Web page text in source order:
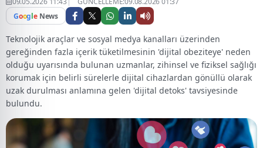
Google News
Teknolojik araçlar ve sosyal medya kanalları üzerinden
gereğinden fazla içerik tüketilmesinin 'dijital obeziteye' neden
olduğu uyarısında bulunan uzmanlar, zihinsel ve fiziksel sağlığı
korumak için belirli sürelerle dijital cihazlardan gönüllü olarak
uzak durulması anlamına gelen 'dijital detoks' tavsiyesinde
bulundu.